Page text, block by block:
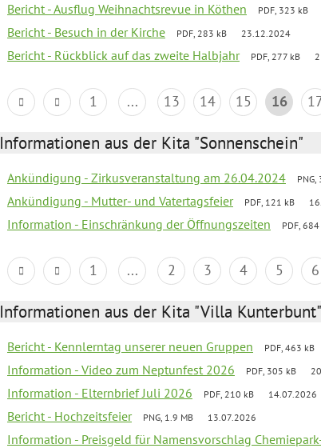
Bericht - Ausflug Weihnachtsrevue in Köthen PDF, 323 kB
Bericht - Besuch in der Kirche PDF, 283 kB 23.12.2024
Bericht - Rückblick auf das zweite Halbjahr PDF, 277 kB
1 ... 13 14 15 16
Informationen aus der Kita "Sonnenschein"
Ankündigung - Zirkusveranstaltung am 26.04.2024 PNG,
Ankündigung - Mutter- und Vatertagsfeier PDF, 121 kB
Information - Einschränkung der Öffnungszeiten PDF,
1 ... 2 3 4 5 6
Informationen aus der Kita "Villa Kunterbunt"
Bericht - Kennlerntag unserer neuen Gruppen PDF, 463 kB
Information - Video zum Neptunfest 2026 PDF, 305 kB
Information - Elternbrief Juli 2026 PDF, 210 kB 14.07.2026
Bericht - Hochzeitsfeier PNG, 1.9 MB 13.07.2026
Information - Preisgeld für Namensvorschlag